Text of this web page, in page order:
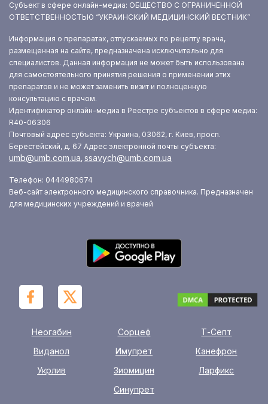
Субъект в сфере онлайн-медиа: ОБЩЕСТВО С ОГРАНИЧЕННОЙ
ОТВЕТСТВЕННОСТЬЮ “УКРАИНСКИЙ МЕДИЦИНСКИЙ ВЕСТНИК”
Информация о препаратах, отпускаемых по рецепту врача,
размещенная на сайте, предназначена исключительно для
специалистов. Данная информация не может быть использована
для самостоятельного принятия решения о применении этих
препаратов и не может заменить визит и полноценную
консультацию с врачом.
Идентификатор онлайн-медиа в Реестре субъектов в сфере медиа:
R40-06306
Почтовый адрес субъекта: Украина, 03062, г. Киев, просп.
Берестейский, д. 67 Адрес электронной почты субъекта:
umb@umb.com.ua, ssavych@umb.com.ua
Телефон: 0444980674
Веб-сайт электронного медицинского справочника. Предназначен
для медицинских учреждений и врачей
Неогабин Сорцеф
Т-Септ
Виданол
Имупрет
Канефрон
Укрлив
Зиомицин
Ларфикс
Синупрет